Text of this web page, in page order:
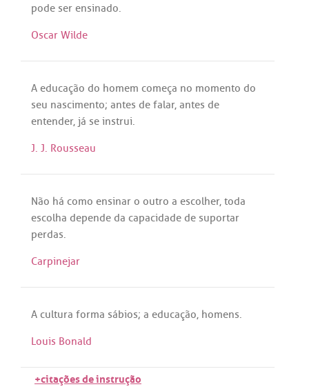
pode ser ensinado.
Oscar Wilde
A educação do homem começa no momento do
seu nascimento; antes de falar, antes de
entender, já se instrui.
J. J. Rousseau
Não há como ensinar o outro a escolher, toda
escolha depende da capacidade de suportar
perdas.
Carpinejar
A cultura forma sábios; a educação, homens.
Louis Bonald
+citações de instrução